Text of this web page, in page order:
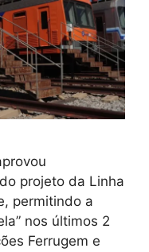
projeto da Linha
permitindo a
nos últimos 2
Ferrugem e